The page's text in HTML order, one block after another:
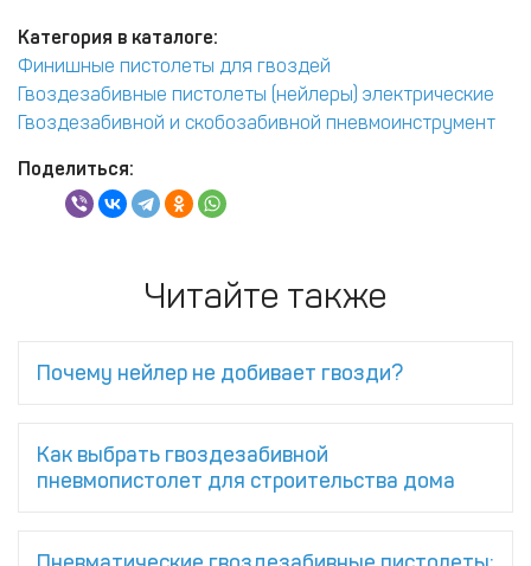
Категория в каталоге:
Финишные пистолеты для гвоздей
Гвоздезабивные пистолеты (нейлеры) электрические
Гвоздезабивной и скобозабивной пневмоинструмент
Поделиться:
Читайте также
Почему нейлер не добивает гвозди?
Как выбрать гвоздезабивной
пневмопистолет для строительства дома